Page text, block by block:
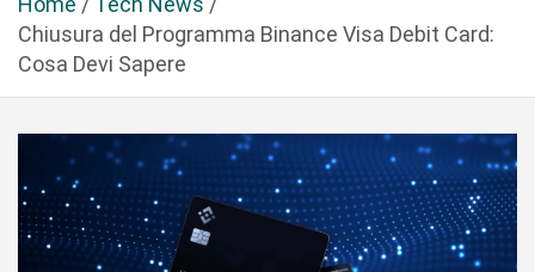
Chiusura del Programma Binance Visa Debit Card:
Cosa Devi Sapere